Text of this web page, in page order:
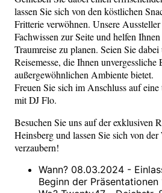
lassen Sie sich von den köstlichen
Fritterie verwöhnen. Unsere
Fachwissen zur Seite und helfen
Traumreise zu planen. Seien Sie
Reisemesse, die Ihnen
außergewöhnlichen Ambiente bietet.
Freuen Sie sich im Anschluss auf
mit DJ Flo.
Besuchen Sie uns auf der exklusiven
Heinsberg und lassen Sie sich von der
verzaubern!
Wann? 08.03.2024 -
Beginn der Präsentationen